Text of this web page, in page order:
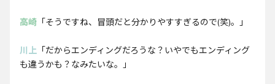
高崎 「そうですね、冒頭だと分かりやすすぎるので(笑)。」
川上 「だからエンディングだろうな？いやでもエンディング
も違うかも？なみたいな。」